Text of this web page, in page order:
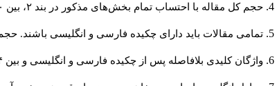
حجم کل مقاله با احتساب تمام بخش‌های مذکور در بند ۲، بین ۶۰۰۰ تا ۸۰۰۰کلمه باشد.
تمامی مقالات باید دارای چکیده فارسی و انگلیسی باشند. حجم هر دو چکیده کمتر از
واژگان کلیدی بلافاصله پس از چکیده فارسی و انگلیسی و بین ۴-۶ کلمه نوشته شود.